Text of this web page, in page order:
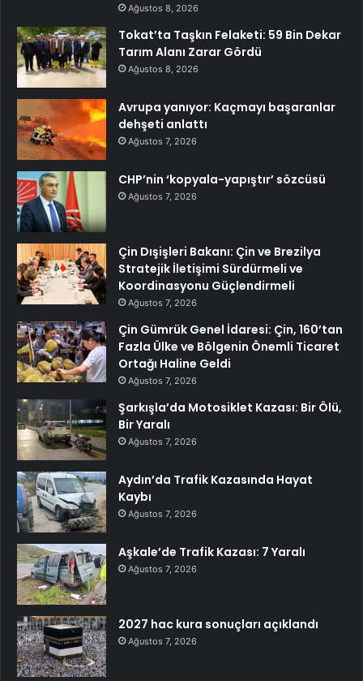
Ağustos 8, 2026
Tokat’ta Taşkın Felaketi: 59 Bin Dekar
Tarım Alanı Zarar Gördü
Ağustos 8, 2026
Avrupa yanıyor: Kaçmayı başaranlar
dehşeti anlattı
Ağustos 7, 2026
CHP’nin ‘kopyala-yapıştır’ sözcüsü
Ağustos 7, 2026
Çin Dışişleri Bakanı: Çin ve Brezilya
Stratejik İletişimi Sürdürmeli ve
Koordinasyonu Güçlendirmeli
Ağustos 7, 2026
Çin Gümrük Genel İdaresi: Çin, 160’tan
Fazla Ülke ve Bölgenin Önemli Ticaret
Ortağı Haline Geldi
Ağustos 7, 2026
Şarkışla’da Motosiklet Kazası: Bir Ölü,
Bir Yaralı
Ağustos 7, 2026
Aydın’da Trafik Kazasında Hayat
Kaybı
Ağustos 7, 2026
Aşkale’de Trafik Kazası: 7 Yaralı
Ağustos 7, 2026
2027 hac kura sonuçları açıklandı
Ağustos 7, 2026